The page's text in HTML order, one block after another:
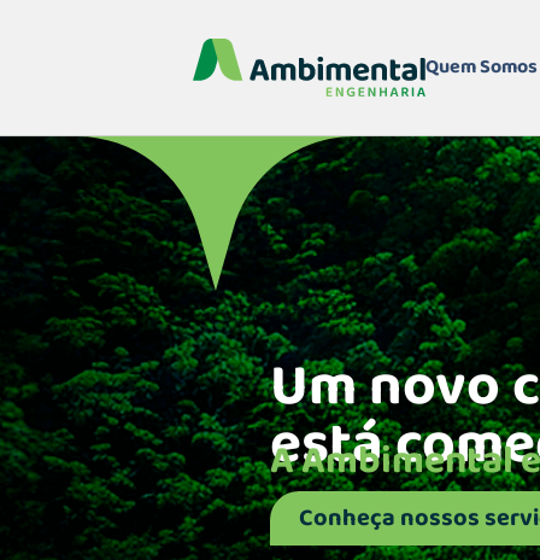
Quem Somos
Um
está
A Ambimental
Conheça nossos